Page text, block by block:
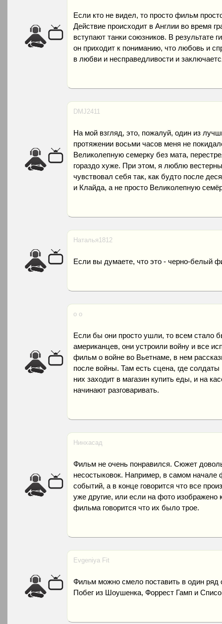
Если кто не видел, то просто фильм
Действие происходит в Англии во время
вступают танки союзников. В результате
он приходит к пониманию, что любовь и
в любви и несправедливости и
DMJ2411
На мой взгляд, это, пожалуй, один из
протяжении восьми часов меня не
Великолепную семерку без мата,
гораздо хуже. При этом, я люблю
чувствовал себя так, как будто после
и Клайда, а не просто Великолепную
Наталья1812
Если вы думаете, что это - черно-белый
о о
Если бы они просто ушли, то всем стало
американцев, они устроили войну и все
фильм о войне во Вьетнаме, в нем
после войны. Там есть сцена, где
них заходит в магазин купить еды, и на
начинают разговаривать.
Нинхасад
Фильм не очень понравился. Сюжет
несостыковок. Например, в самом
событий, а в конце говорится что все
уже другие, или если на фото изображено
фильма говорится что их было трое.
Evgeniya Fit
Фильм можно смело поставить в один
Побег из Шоушенка, Форрест Гамп и